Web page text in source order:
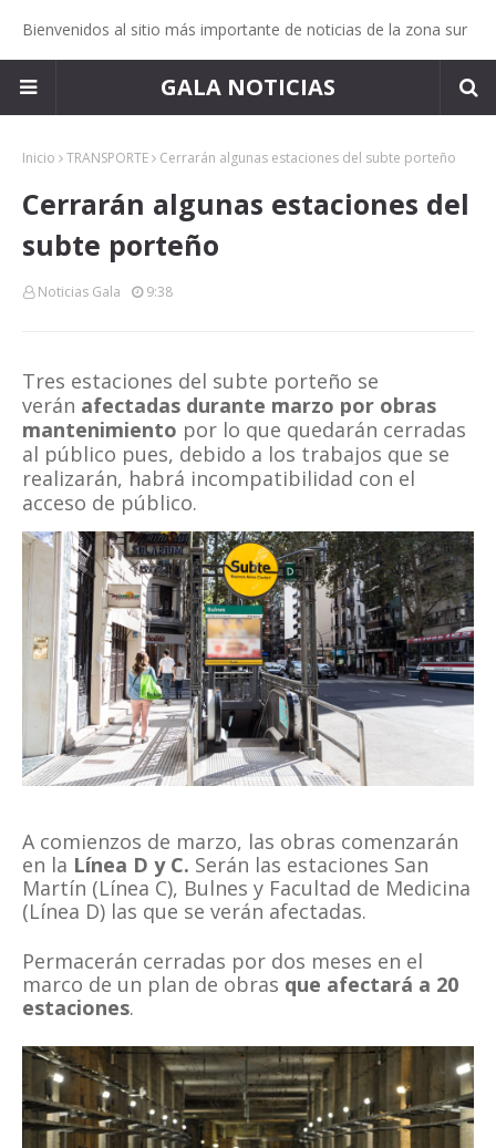
Bienvenidos al sitio más importante de noticias de la zona sur
GALA NOTICIAS
Inicio TRANSPORTE Cerrarán algunas estaciones del subte porteño
Cerrarán algunas estaciones del
subte porteño
Noticias Gala 9:38
Tres estaciones del subte porteño se
verán afectadas durante marzo por obras
mantenimiento por lo que quedarán cerradas
al público pues, debido a los trabajos que se
realizarán, habrá incompatibilidad con el
acceso de público.
A comienzos de marzo, las obras comenzarán
en la Línea D y C. Serán las estaciones San
Martín (Línea C), Bulnes y Facultad de Medicina
(Línea D) las que se verán afectadas.
Permacerán cerradas por dos meses en el
marco de un plan de obras que afectará a 20
estaciones.